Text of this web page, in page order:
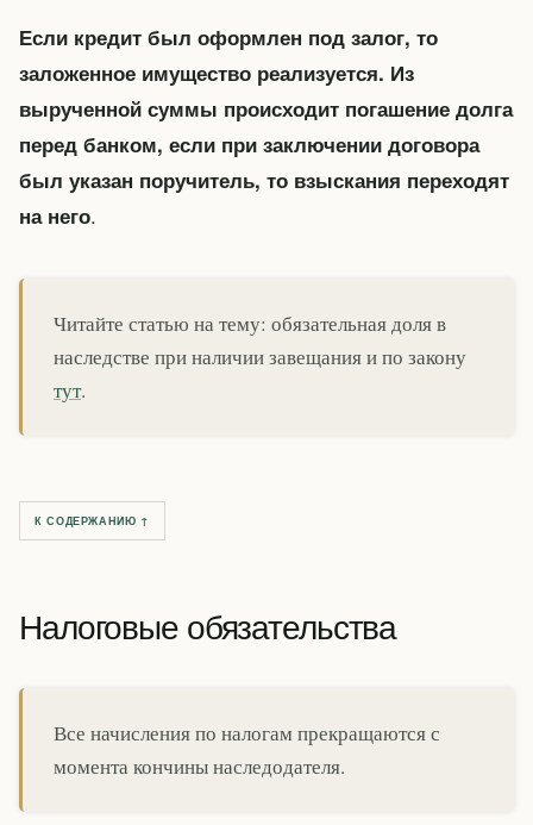
Если кредит был оформлен под залог, то
заложенное имущество реализуется. Из
вырученной суммы происходит погашение долга
перед банком, если при заключении договора
был указан поручитель, то взыскания переходят
на него.
Читайте статью на тему: обязательная доля в
наследстве при наличии завещания и по закону
тут.
К СОДЕРЖАНИЮ ↑
Налоговые обязательства
Все начисления по налогам прекращаются с
момента кончины наследодателя.